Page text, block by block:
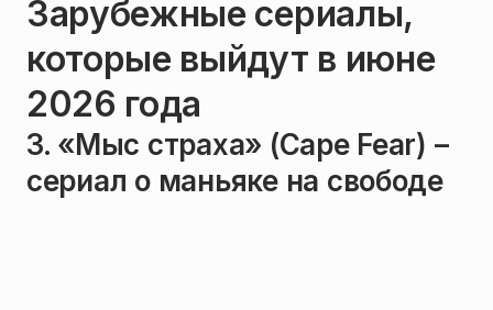
Зарубежные сериалы,
которые выйдут в июне
2026 года
3. «Мыс страха» (Cape Fear) –
сериал о маньяке на свободе